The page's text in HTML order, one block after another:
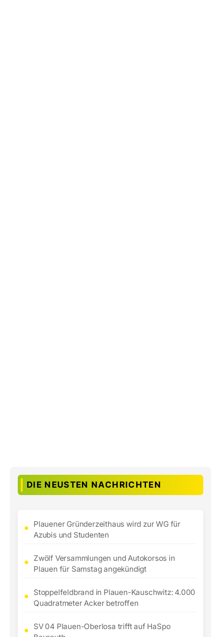
DIE NEUSTEN NACHRICHTEN
Plauener Gründerzeithaus wird zur WG für
Azubis und Studenten
Zwölf Versammlungen und Autokorsos in
Plauen für Samstag angekündigt
Stoppelfeldbrand in Plauen-Kauschwitz: 4.000
Quadratmeter Acker betroffen
SV 04 Plauen-Oberlosa trifft auf HaSpo